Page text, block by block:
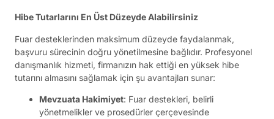
Hibe Tutarlarını En Üst Düzeyde Alabilirsiniz
Fuar desteklerinden maksimum düzeyde faydalanmak,
başvuru sürecinin doğru yönetilmesine bağlıdır. Profesyonel
danışmanlık hizmeti, firmanızın hak ettiği en yüksek hibe
tutarını almasını sağlamak için şu avantajları sunar:
Mevzuata Hakimiyet: Fuar destekleri, belirli
yönetmelikler ve prosedürler çerçevesinde